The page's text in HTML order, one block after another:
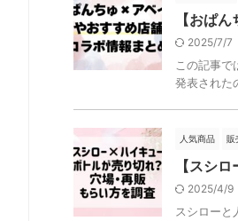
【おぱ
2025/7/7
この記事
発表された
人気商品 販
【スシ
2025/4/9
スシローと